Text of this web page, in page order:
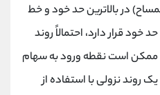
در بالاترین حد خود و خط
قرار دارد، احتمالاً روند
است نقطه ورود به سهام
روند نزولی با استفاده از